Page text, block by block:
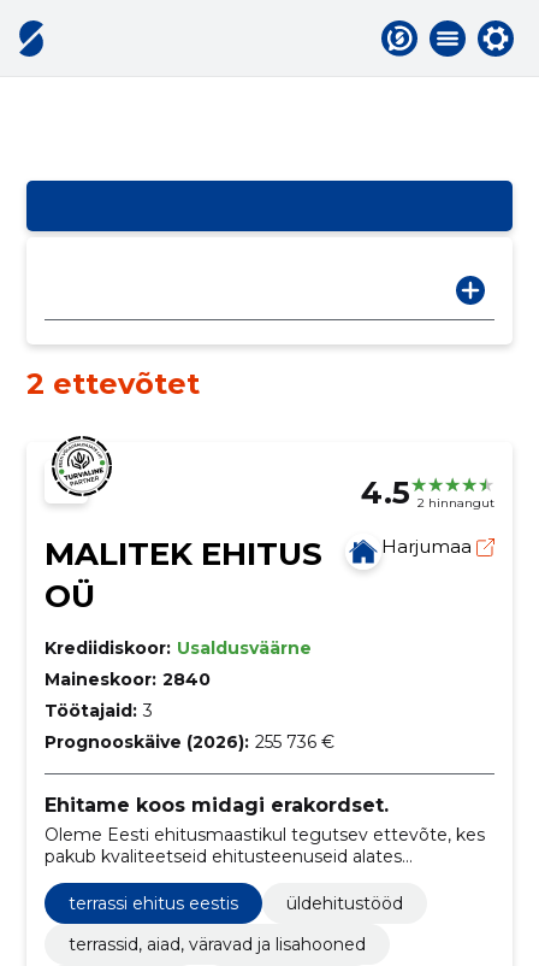
2 ettevõtet
4.5 2 hinnangut
MALITEK EHITUS
OÜ
Harjumaa
Krediidiskoor: Usaldusväärne
Maineskoor: 2840
Töötajaid: 3
Prognooskäive (2026): 255 736 €
Ehitame koos midagi erakordset.
Oleme Eesti ehitusmaastikul tegutsev ettevõte, kes
pakub kvaliteetseid ehitusteenuseid alates
üldehitusest kuni siseviimistluseni, keskendudes
korterite, eramute ja äripindade renoveerimisele.
terrassi ehitus eestis
üldehitustööd
terrassid, aiad, väravad ja lisahooned